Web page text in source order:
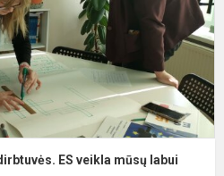
ES veikla mūsų labui